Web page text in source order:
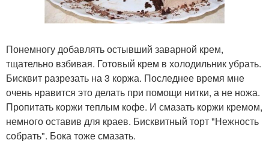
Понемногу добавлять остывший заварной крем,
тщательно взбивая. Готовый крем в холодильник убрать.
Бисквит разрезать на 3 коржа. Последнее время мне
очень нравится это делать при помощи нитки, а не ножа.
Пропитать коржи теплым кофе. И смазать коржи кремом,
немного оставив для краев. Бисквитный торт "Нежность
собрать". Бока тоже смазать.